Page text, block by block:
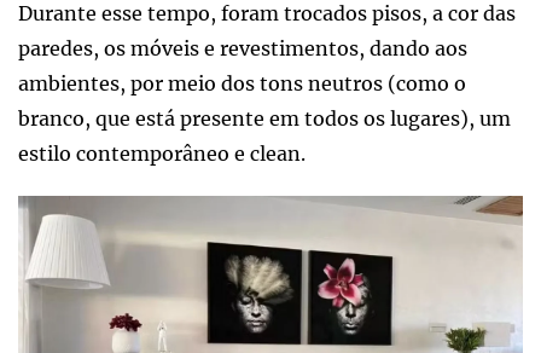
Durante esse tempo, foram trocados pisos, a cor das
paredes, os móveis e revestimentos, dando aos
ambientes, por meio dos tons neutros (como o
branco, que está presente em todos os lugares), um
estilo contemporâneo e clean.